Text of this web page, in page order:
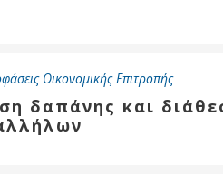
Οικονομικής Επιτροπής
δαπάνης και